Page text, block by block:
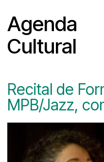
Agenda
Cultural
Recital de
MPB/Jazz,